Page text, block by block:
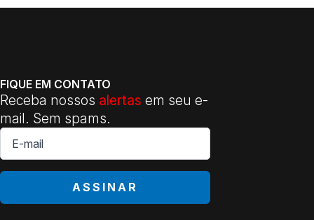
FIQUE EM CONTATO
Receba nossos alertas em seu e-
mail. Sem spams.
E-
mail
ASSINAR